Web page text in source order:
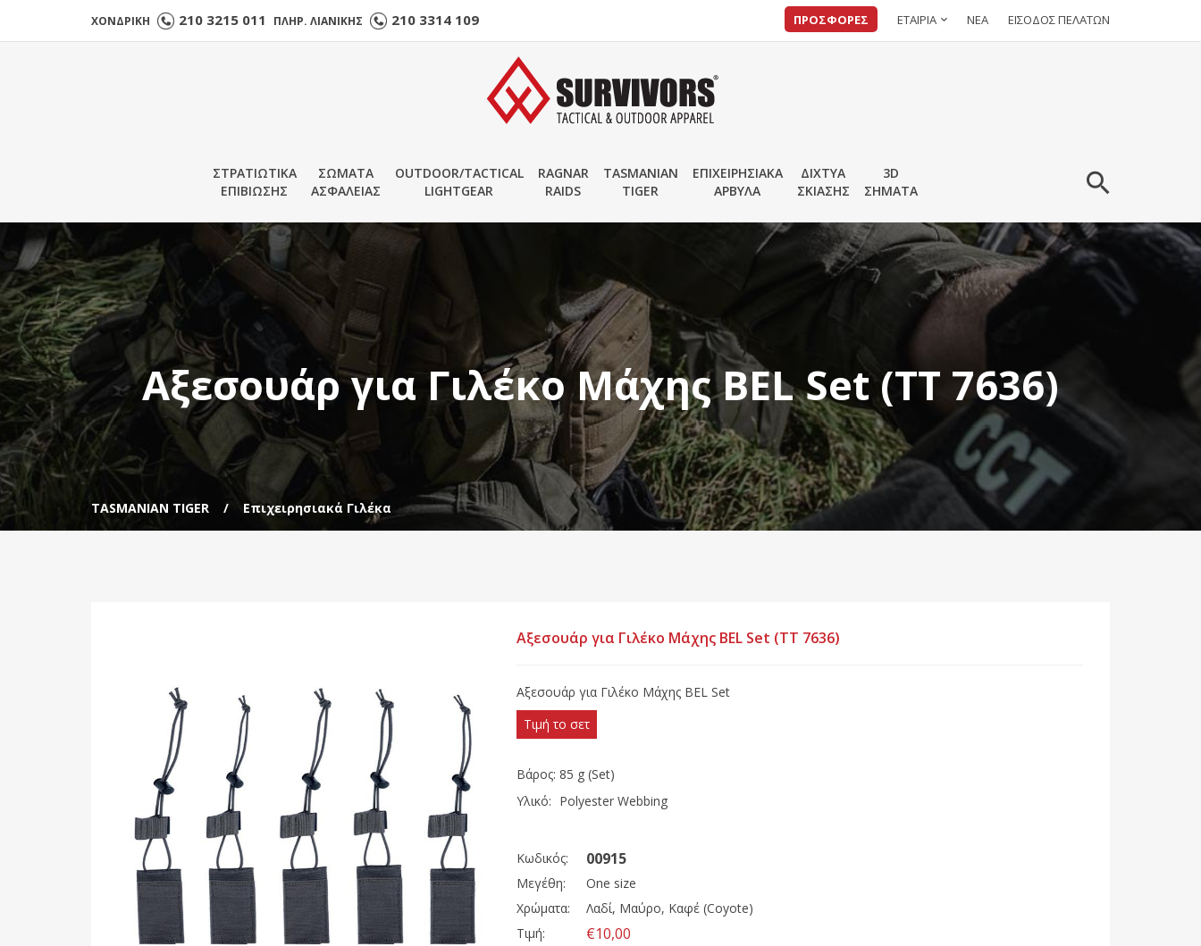
ΧΟΝΔΡΙΚΗ 210 3215 011 ΠΛΗΡ. ΛΙΑΝΙΚΗΣ 210 3314 109 ΠΡΟΣΦΟΡΕΣ ΕΤΑΙΡΙΑ ΝΕΑ ΕΙΣΟΔΟΣ ΠΕΛΑΤΩΝ
ΣΤΡΑΤΙΩΤΙΚΑ
ΕΠΙΒΙΩΣΗΣ
ΣΩΜΑΤΑ
ΑΣΦΑΛΕΙΑΣ
OUTDOOR/TACTICAL
LIGHTGEAR
RAGNAR
RAIDS
TASMANIAN
TIGER
ΕΠΙΧΕΙΡΗΣΙΑΚΑ
ΑΡΒΥΛΑ
ΔΙΧΤΥΑ
ΣΚΙΑΣΗΣ
3D
ΣΗΜΑΤΑ
Αξεσουάρ για Γιλέκο Μάχης BEL Set (TT 7636)
TASMANIAN TIGER Επιχειρησιακά Γιλέκα
Αξεσουάρ για Γιλέκο Μάχης BEL Set (TT 7636)
Αξεσουάρ για Γιλέκο Μάχης BEL Set
Τιμή το σετ
Βάρος:85 g (Set)
Υλικό: Polyester Webbing
Κωδικός: 00915
Μεγέθη:
One size
Χρώματα:
Λαδί, Μαύρο, Καφέ (Coyote)
Τιμή:
€10,00